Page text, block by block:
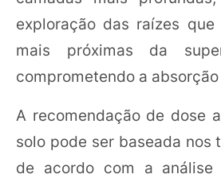
exploração das raízes
mais próximas da
comprometendo a
A recomendação de dose
solo pode ser baseada nos
de acordo com a análise